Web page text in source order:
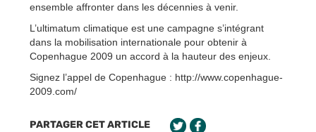
ensemble affronter dans les décennies à venir.
L’ultimatum climatique est une campagne s’intégrant
dans la mobilisation internationale pour obtenir à
Copenhague 2009 un accord à la hauteur des enjeux.
Signez l’appel de Copenhague : http://www.copenhague-
2009.com/
PARTAGER CET ARTICLE